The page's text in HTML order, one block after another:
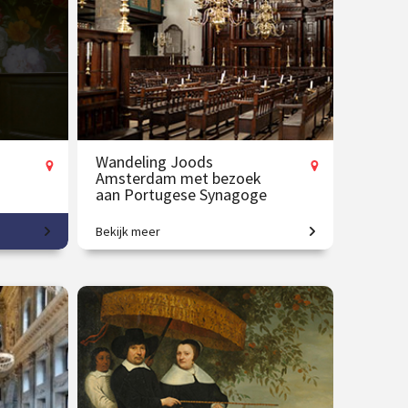
Op locatie
aug.
Wandeling Joods
Amsterdam met bezoek
aan Portugese Synagoge
Verken de historische joodse
gebouwen en hun verhalen.
€ 31.00 vanaf 25 aug.
Op locatie
Bekijk meer